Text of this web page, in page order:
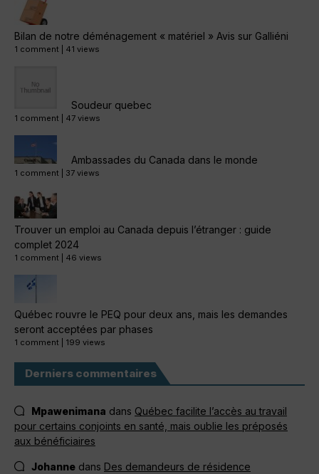
Bilan de notre déménagement « matériel » Avis sur Galliéni
1 comment 41 views
Soudeur quebec
1 comment 47 views
Ambassades du Canada dans le monde
1 comment 37 views
Trouver un emploi au Canada depuis l’étranger : guide
complet 2024
1 comment 46 views
Québec rouvre le PEQ pour deux ans, mais les demandes
seront acceptées par phases
1 comment 199 views
Derniers commentaires
Mpawenimana dans Québec facilite l’accès au travail
pour certains conjoints en santé, mais oublie les préposés
aux bénéficiaires
Johanne dans Des demandeurs de résidence